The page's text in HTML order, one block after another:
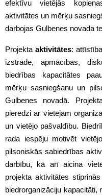
efektīvu vietējās
aktivitātes un mērķu
darbojas Gulbenes novada
Projekta aktivitātes:
izstrāde, apmācības,
biedrības kapacitātes
mērķu sasniegšanu un
Gulbenes novadā.
pieredzi ar vietējām
un vietējo pašvaldību.
rada iespēju motivēt
pilsoniskās sabiedrības
darbību, kā arī aicina
projekta aktivitātes
biedrorganizāciju kapacitāti,